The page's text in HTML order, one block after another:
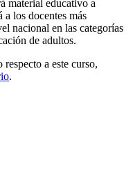
material educativo a
a los docentes más
nacional en las categorías
de adultos.
a este curso,
.